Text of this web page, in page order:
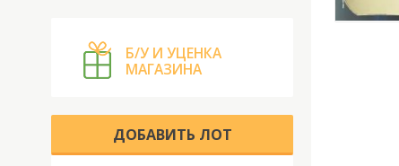
Б/У И УЦЕНКА
МАГАЗИНА
ДОБАВИТЬ ЛОТ